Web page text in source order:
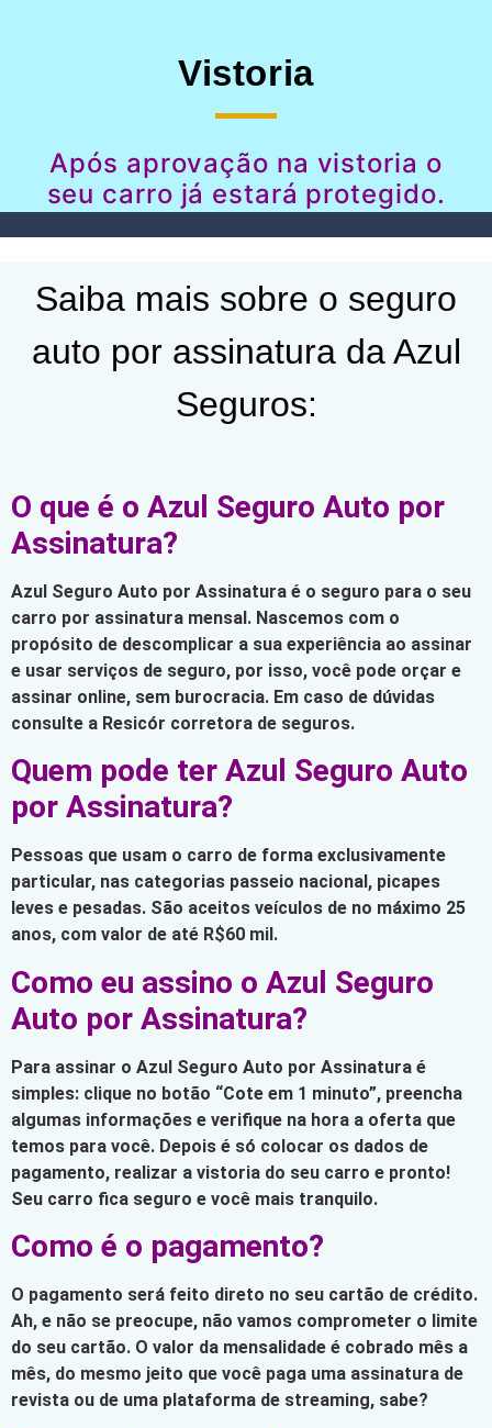
Vistoria
Após aprovação na vistoria o
seu carro já estará protegido.
Saiba mais sobre o seguro
auto por assinatura da Azul
Seguros:
O que é o Azul Seguro Auto por
Assinatura?
Azul Seguro Auto por Assinatura é o seguro para o seu
carro por assinatura mensal. Nascemos com o
propósito de descomplicar a sua experiência ao assinar
e usar serviços de seguro, por isso, você pode orçar e
assinar online, sem burocracia. Em caso de dúvidas
consulte a Resicór corretora de seguros.
Quem pode ter Azul Seguro Auto
por Assinatura?
Pessoas que usam o carro de forma exclusivamente
particular, nas categorias passeio nacional, picapes
leves e pesadas. São aceitos veículos de no máximo 25
anos, com valor de até R$60 mil.
Como eu assino o Azul Seguro
Auto por Assinatura?
Para assinar o Azul Seguro Auto por Assinatura é
simples: clique no botão “Cote em 1 minuto”, preencha
algumas informações e verifique na hora a oferta que
temos para você. Depois é só colocar os dados de
pagamento, realizar a vistoria do seu carro e pronto!
Seu carro fica seguro e você mais tranquilo.
Como é o pagamento?
O pagamento será feito direto no seu cartão de crédito.
Ah, e não se preocupe, não vamos comprometer o limite
do seu cartão. O valor da mensalidade é cobrado mês a
mês, do mesmo jeito que você paga uma assinatura de
revista ou de uma plataforma de streaming, sabe?